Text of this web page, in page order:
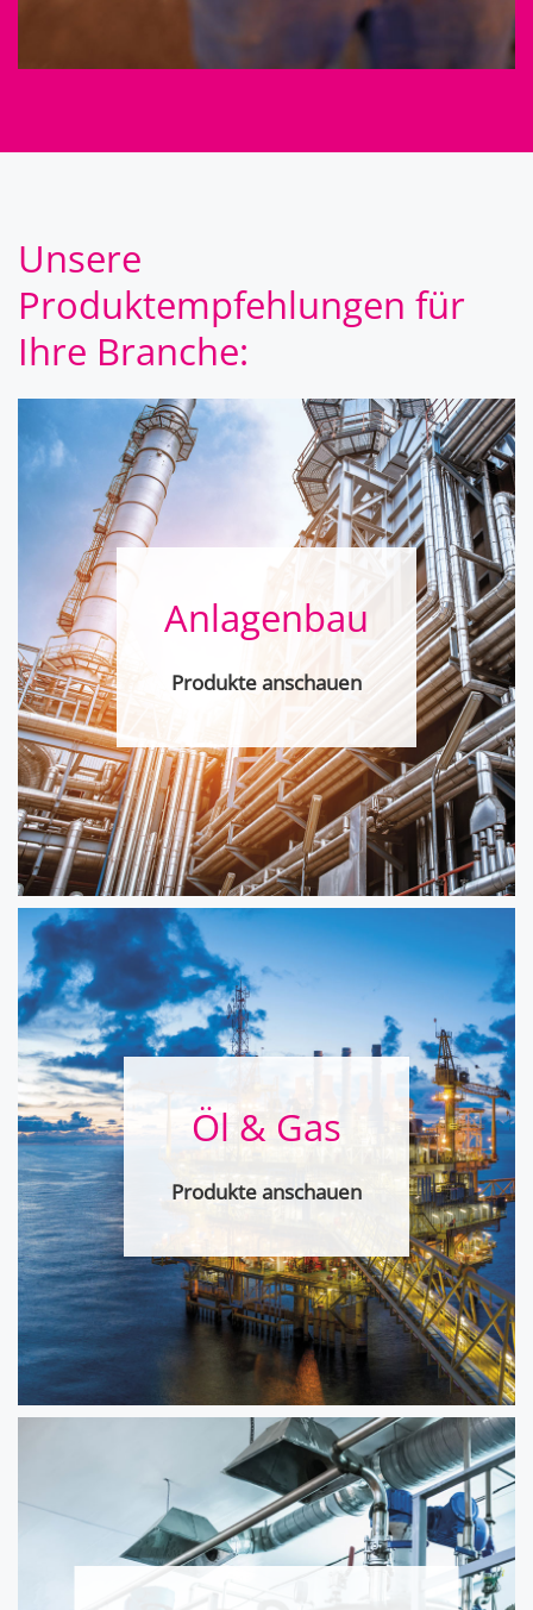
Unsere
Produktempfehlungen für
Ihre Branche:
Anlagenbau
Produkte anschauen
Öl & Gas
Produkte anschauen